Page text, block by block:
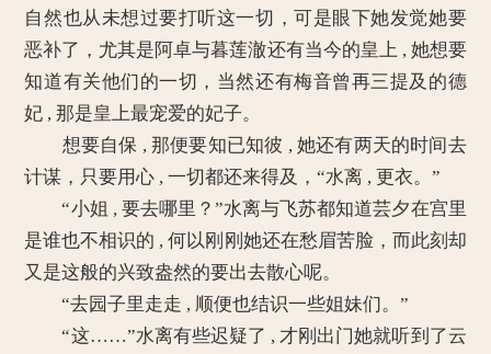
自然也从未想过要打听这一切，可是眼下她发觉她要
恶补了，尤其是阿卓与暮莲澈还有当今的皇上 , 她想要
知道有关他们的一切，当然还有梅音曾再三提及的德
妃 , 那是皇上最宠爱的妃子。
想要自保 , 那便要知已知彼 , 她还有两天的时间去
计谋，只要用心 , 一切都还来得及，“水离 , 更衣。”
“小姐 , 要去哪里？”水离与飞苏都知道芸夕在宫里
是谁也不相识的 , 何以刚刚她还在愁眉苦脸，而此刻却
又是这般的兴致盎然的要出去散心呢。
“去园子里走走 , 顺便也结识一些姐妹们。”
“这……”水离有些迟疑了 , 才刚出门她就听到了云